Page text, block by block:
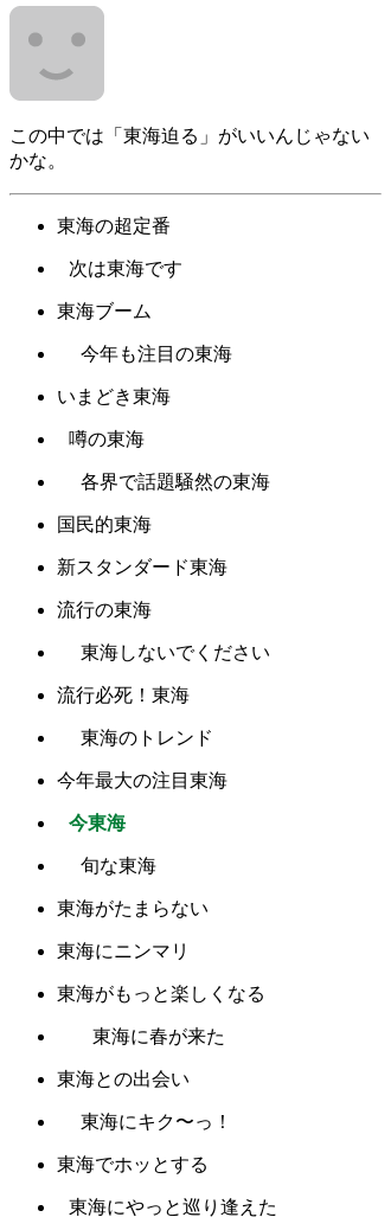
この中では「東海迫る」がいいんじゃない
かな。
東海の超定番
次は東海です
東海ブーム
今年も注目の東海
いまどき東海
噂の東海
各界で話題騒然の東海
国民的東海
新スタンダード東海
流行の東海
東海しないでください
流行必死！東海
東海のトレンド
今年最大の注目東海
今東海
旬な東海
東海がたまらない
東海にニンマリ
東海がもっと楽しくなる
東海に春が来た
東海との出会い
東海にキク〜っ！
東海でホッとする
東海にやっと巡り逢えた